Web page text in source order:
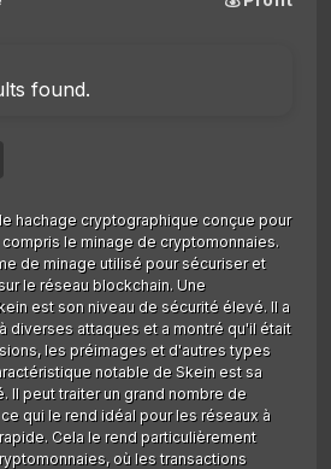
found.
hachage cryptographique conçue pour
le minage de cryptomonnaies.
de minage utilisé pour sécuriser et
le réseau blockchain. Une
est son niveau de sécurité élevé. Il a
diverses attaques et a montré qu'il était
les préimages et d'autres types
notable de Skein est sa
Il peut traiter un grand nombre de
qui le rend idéal pour les réseaux à
Cela le rend particulièrement
où les transactions